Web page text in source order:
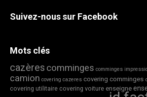
Suivez-nous sur Facebook
Mots clés
cazères comminges comminges
camion covering cazeres covering comminges
covering utilitaire covering voiture enseigne